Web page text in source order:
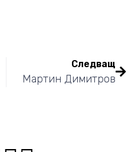
Следващ
Мартин Димитров